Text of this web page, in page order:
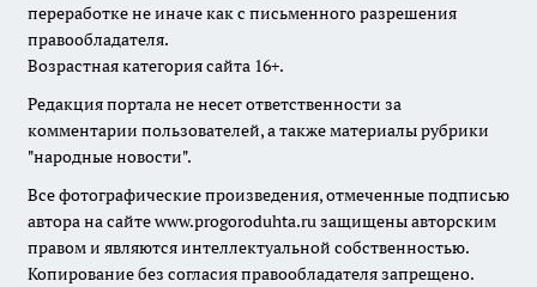
переработке не иначе как с письменного разрешения
правообладателя.
Возрастная категория сайта 16+.
Редакция портала не несет ответственности за
комментарии пользователей, а также материалы рубрики
"народные новости".
Все фотографические произведения, отмеченные подписью
автора на сайте www.progoroduhta.ru защищены авторским
правом и являются интеллектуальной собственностью.
Копирование без согласия правообладателя запрещено.